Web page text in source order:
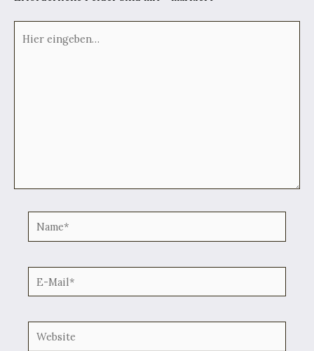
eingeben…
Name*
E-
Mail*
Website